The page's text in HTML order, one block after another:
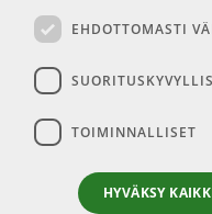
EHDOTTOMASTI
TOIMINNALLISET
HYVÄKSY